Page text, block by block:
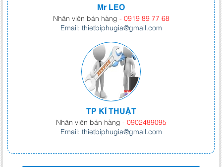
Mr LEO
Nhân viên bán hàng - 0919 89 77 68
Email: thietbiphugia@gmail.com
TP KĨ THUẬT
Nhân viên bán hàng - 0902489095
Email: thietbiphugia@gmail.com